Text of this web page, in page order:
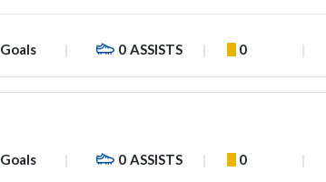
Goals 0 ASSISTS 0
Goals 0 ASSISTS 0